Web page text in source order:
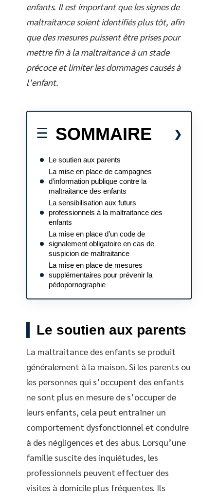
enfants. Il est important que les signes de
maltraitance soient identifiés plus tôt, afin
que des mesures puissent être prises pour
mettre fin à la maltraitance à un stade
précoce et limiter les dommages causés à
l’enfant.
SOMMAIRE
Le soutien aux parents
La mise en place de campagnes
d’information publique contre la
maltraitance des enfants
La sensibilisation aux futurs
professionnels à la maltraitance des
enfants
La mise en place d’un code de
signalement obligatoire en cas de
suspicion de maltraitance
La mise en place de mesures
supplémentaires pour prévenir la
pédopornographie
Le soutien aux parents
La maltraitance des enfants se produit
généralement à la maison. Si les parents ou
les personnes qui s’occupent des enfants
ne sont plus en mesure de s’occuper de
leurs enfants, cela peut entraîner un
comportement dysfonctionnel et conduire
à des négligences et des abus. Lorsqu’une
famille suscite des inquiétudes, les
professionnels peuvent effectuer des
visites à domicile plus fréquentes. Ils